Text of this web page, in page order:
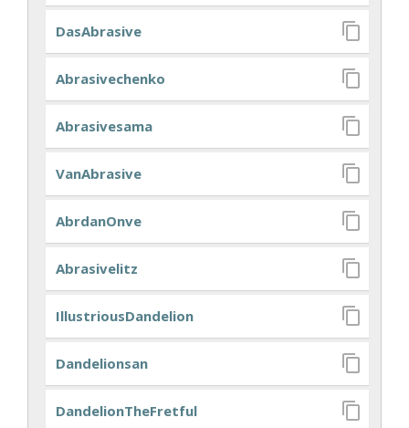
DasAbrasive
Abrasivechenko
Abrasivesama
VanAbrasive
AbrdanOnve
Abrasivelitz
IllustriousDandelion
Dandelionsan
DandelionTheFretful